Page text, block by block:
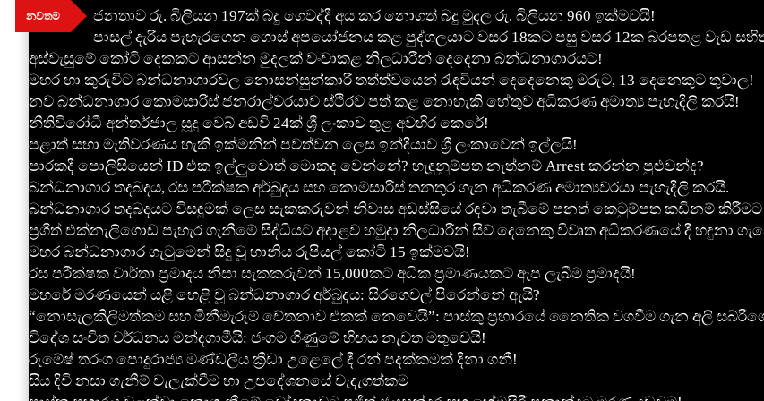
Skip
to
content
නවතම
ජනතාව රු. බිලියන 197ක් බදු ගෙවද්දී අය කර නොගත් බදු මුදල රු. බිලියන 960 ඉක්මවයි!
පාසල් දැරිය පැහැරගෙන ගොස් අපයෝජනය කළ පුද්ගලයාට වසර 18කට පසු වසර 12ක බරපතළ වැඩ
අස්වැසුමේ කෝටි දෙකකට ආසන්න මුදලක් වංචාකළ නිලධාරීන් දෙදෙනා බන්ධනාගාරයට!
මහර හා කුරුවිට බන්ධනාගාරවල නොසන්සුන්කාරී තත්ත්වයෙන් රැඳවියන් දෙදෙනෙකු මරුට, 13 දෙනෙකුට තුවාල!
නව බන්ධනාගාර කොමසාරිස් ජනරාල්වරයාව ස්ථිරව පත් කළ නොහැකි හේතුව අධිකරණ අමාත්‍ය පැහැදිලි කරයි!
නීතිවිරෝධී අන්තර්ජාල සූදු වෙබ් අඩවි 24ක් ශ්‍රී ලංකාව තුළ අවහිර කෙරේ!
පළාත් සභා මැතිවරණය හැකි ඉක්මනින් පවත්වන ලෙස ඉන්දියාව ශ්‍රී ලංකාවෙන් ඉල්ලයි!
පාරකදී පොලිසියෙන් ID එක ඉල්ලුවොත් මොකද වෙන්නේ? හැඳුනුම්පත නැත්නම් Arrest කරන්න පුළුවන්ද?
බන්ධනාගාර තදබදය, රස පරීක්ෂක අර්බුදය සහ කොමසාරිස් තනතුර ගැන අධිකරණ අමාත්‍යවරයා පැහැදිලි කරයි.
බන්ධනාගාර තදබදයට විසඳුමක් ලෙස සැකකරුවන් නිවාස අඩස්සියේ රඳවා තැබීමේ පනත් කෙටුම්පත කඩිනම්
ප්‍රගීත් එක්නැලිගොඩ පැහැර ගැනීමේ සිද්ධියට අදාළව හමුදා නිලධාරීන් සිව් දෙනෙකු විවෘත අධි­ක­ර­ණ­යේ දී හඳුනා
මහර බන්ධනාගාර ගැටුමෙන් සිදු වූ හානිය රුපියල් කෝටි 15 ඉක්මවයි!
රස පරීක්ෂක වාර්තා ප්‍රමාදය නිසා සැකකරුවන් 15,000කට අධික ප්‍රමාණයකට ඇප ලැබීම ප්‍රමාදයි!
මහරේ මරණයෙන් යළි හෙළි වූ බන්ධනාගාර අර්බුදය: සිරගෙවල් පිරෙන්නේ ඇයි?
“නොසැලකිලිමත්කම සහ මිනීමැරුම් චේතනාව එකක් නෙවෙයි”: පාස්කු ප්‍රහාරයේ නෛතික වගවීම ගැන අලි
විදේශ සංචිත වර්ධනය මන්දගාමීයි: ජංගම ගිණුමේ හිඟය නැවත මතුවෙයි!
රුමේෂ් තරංග පොදුරාජ්‍ය මණ්ඩලීය ක්‍රීඩා උළෙලේ දී රන් පදක්කමක් දිනා ගනී!
සිය දිවි නසා ගැනීම් වැලැක්වීම හා උපදේශනයේ වැදැගත්කම